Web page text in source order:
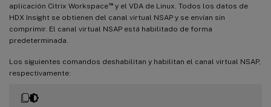
aplicación Citrix Workspace™y el VDA de Linux. Todos los datos de
HDX Insight se obtienen del canal virtual NSAP y se envían sin
comprimir. El canal virtual NSAP está habilitado de forma
predeterminada.
Los siguientes comandos deshabilitan y habilitan el canal virtual NSAP,
respectivamente: